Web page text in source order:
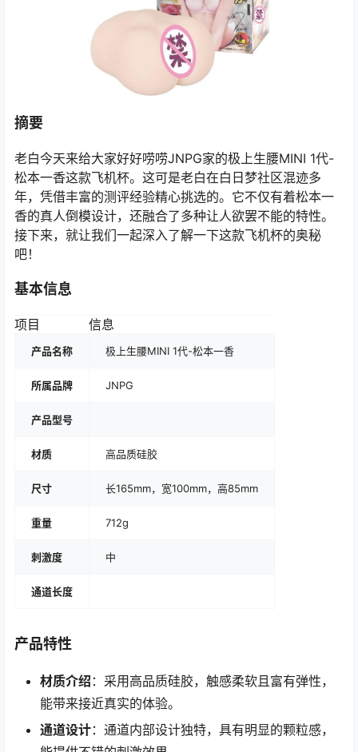
摘要
老白今天来给大家好好唠唠JNPG家的极上生腰MINI 1代-
松本一香这款飞机杯。这可是老白在白日梦社区混迹多
年，凭借丰富的测评经验精心挑选的。它不仅有着松本一
香的真人倒模设计，还融合了多种让人欲罢不能的特性。
接下来，就让我们一起深入了解一下这款飞机杯的奥秘
吧！
基本信息
项目 信息
产品名称 极上生腰MINI 1代-松本一香
所属品牌 JNPG
产品型号
材质 高品质硅胶
尺寸 长165mm，宽100mm，高85mm
重量 712g
刺激度 中
通道长度
产品特性
材质介绍 ：采用高品质硅胶，触感柔软且富有弹性，
能带来接近真实的体验。
通道设计：通道内部设计独特，具有明显的颗粒感，